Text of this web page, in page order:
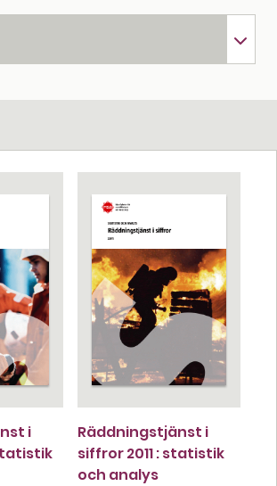
i
Räddningstjänst i
siffror 2011 : statistik
och analys